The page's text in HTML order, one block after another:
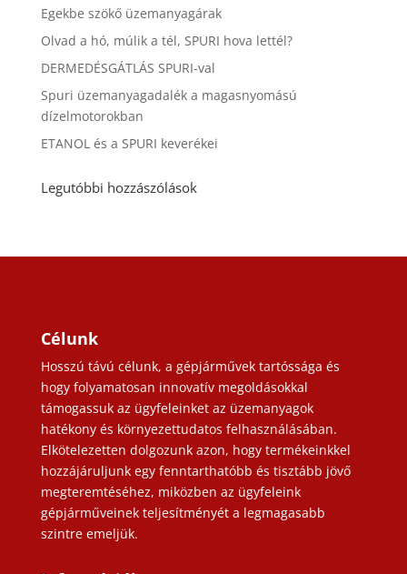
Egekbe szökő üzemanyagárak
Olvad a hó, múlik a tél, SPURI hova lettél?
DERMEDÉSGÁTLÁS SPURI-val
Spuri üzemanyagadalék a magasnyomású
dízelmotorokban
ETANOL és a SPURI keverékei
Legutóbbi hozzászólások
Célunk
Hosszú távú célunk, a gépjárművek tartóssága és
hogy folyamatosan innovatív megoldásokkal
támogassuk az ügyfeleinket az üzemanyagok
hatékony és környezettudatos felhasználásában.
Elkötelezetten dolgozunk azon, hogy termékeinkkel
hozzájáruljunk egy fenntarthatóbb és tisztább jövő
megteremtéséhez, miközben az ügyfeleink
gépjárműveinek teljesítményét a legmagasabb
szintre emeljük.